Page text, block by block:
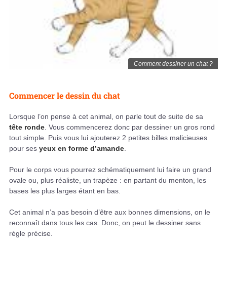
Comment dessiner un chat ?
Commencer le dessin du chat
Lorsque l’on pense à cet animal, on parle tout de suite de sa
tête ronde . Vous commencerez donc par dessiner un gros rond
tout simple. Puis vous lui ajouterez 2 petites billes malicieuses
pour ses yeux en forme d’amande
Pour le corps vous pourrez schématiquement lui faire un grand
ovale ou, plus réaliste, un trapèze : en partant du menton, les
bases les plus larges étant en bas.
Cet animal n’a pas besoin d’être aux bonnes dimensions, on le
reconnaît dans tous les cas. Donc, on peut le dessiner sans
règle précise.